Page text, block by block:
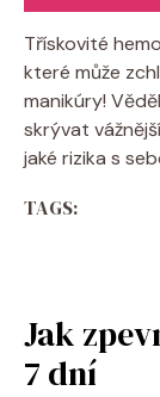
Třískovité
které může
manikúry!
skrývat
jaké rizika s
TAGS:
Jak
7 dní